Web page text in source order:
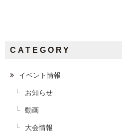
CATEGORY
イベント情報
お知らせ
動画
大会情報